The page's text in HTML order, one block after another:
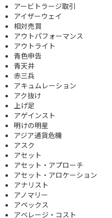
アービトラージ取引
アイザーウェイ
相対売買
アウトパフォーマンス
アウトライト
青色申告
青天井
赤三兵
アキュムレーション
アク抜け
上げ足
アゲインスト
明けの明星
アジア通貨危機
アスク
アセット
アセット・アプローチ
アセット・アロケーション
アナリスト
アノマリー
アペックス
アベレージ・コスト